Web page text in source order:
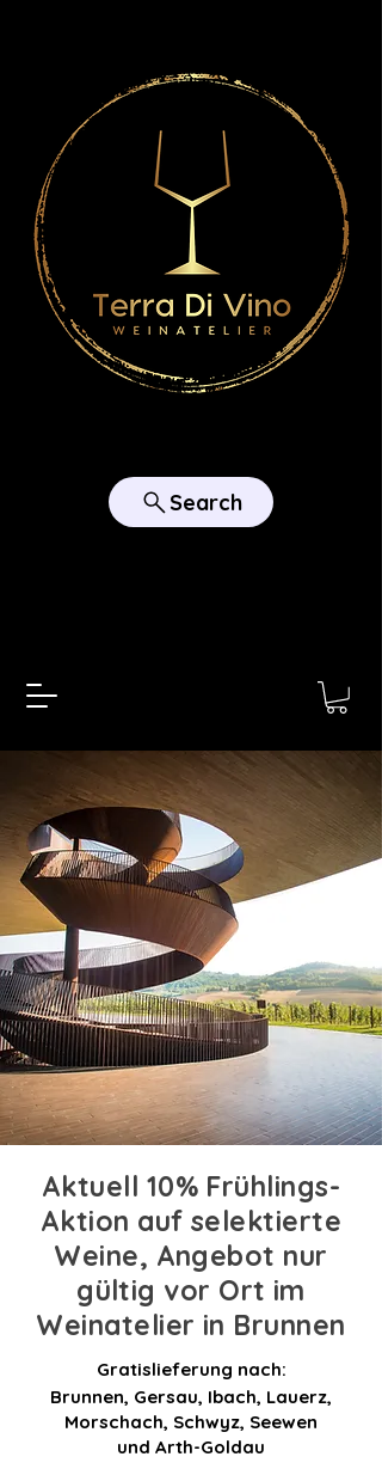
Search
Aktuell 10% Frühlings-
Aktion auf selektierte
Weine, Angebot nur
gültig vor Ort im
Weinatelier in Brunnen
Gratislieferung nach:
Brunnen, Gersau, Ibach, Lauerz,
Morschach, Schwyz, Seewen
und Arth-Goldau